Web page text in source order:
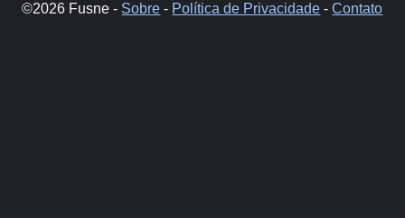
©2026 Fusne - Sobre - Política de Privacidade -Contato